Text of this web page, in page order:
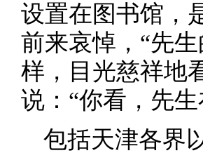
设置在图书馆，
前来哀悼，“先
样，目光慈祥地
说：“你看，先
包括天津各界